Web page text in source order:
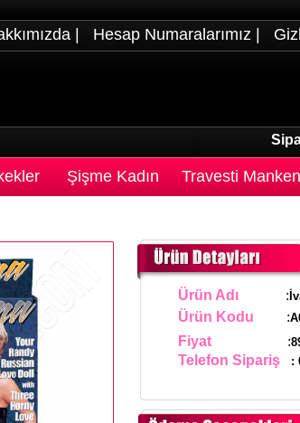
Hesap Numaralarımız
Şişme Kadın Travesti Manken
Ürün Adı :
Ürün Kodu :
Fiyat :
Telefon Sipariş :